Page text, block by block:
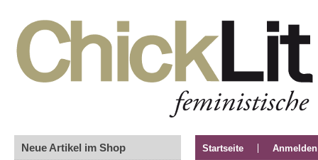
Neue Artikel im Shop Startseite Anmelden